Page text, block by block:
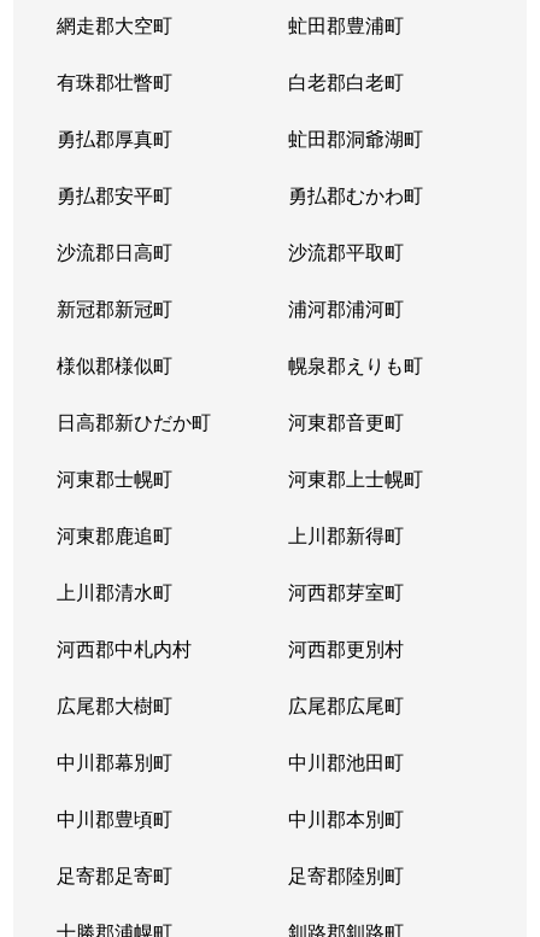
網走郡大空町 虻田郡豊浦町
有珠郡壮瞥町 白老郡白老町
勇払郡厚真町 虻田郡洞爺湖町
勇払郡安平町 勇払郡むかわ町
沙流郡日高町 沙流郡平取町
新冠郡新冠町 浦河郡浦河町
様似郡様似町 幌泉郡えりも町
日高郡新ひだか町 河東郡音更町
河東郡士幌町 河東郡上士幌町
河東郡鹿追町 上川郡新得町
上川郡清水町 河西郡芽室町
河西郡中札内村 河西郡更別村
広尾郡大樹町 広尾郡広尾町
中川郡幕別町 中川郡池田町
中川郡豊頃町 中川郡本別町
足寄郡足寄町 足寄郡陸別町